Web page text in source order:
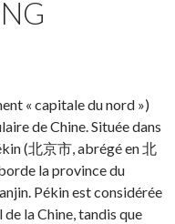
« capitale du nord »)
de Chine. Située dans
(北京市, abrégé en 北
borde la province du
Pékin est considérée
la Chine, tandis que